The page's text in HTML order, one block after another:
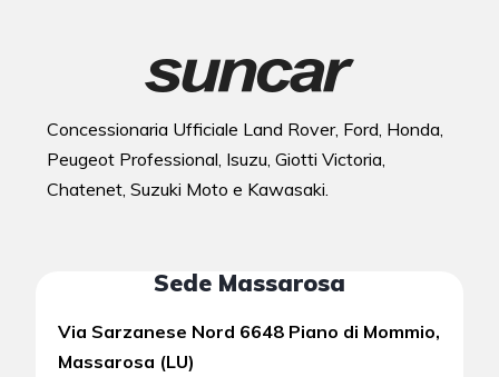
Concessionaria Ufficiale Land Rover, Ford, Honda,
Peugeot Professional, Isuzu, Giotti Victoria,
Chatenet, Suzuki Moto e Kawasaki.
Sede Massarosa
Via Sarzanese Nord 6648 Piano di Mommio,
Massarosa (LU)